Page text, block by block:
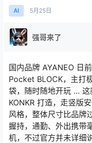
AI 5月 25日
强哥来了
国内品牌 AYANEO 日
Pocket BLOCK，主打
袋，随时随地开玩 … 这
KONKR 打造，走竖版
风格，整体尺寸比品牌
握持，通勤、外出携带
机，不过官方并未详细